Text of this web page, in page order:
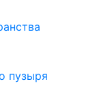
пузыря